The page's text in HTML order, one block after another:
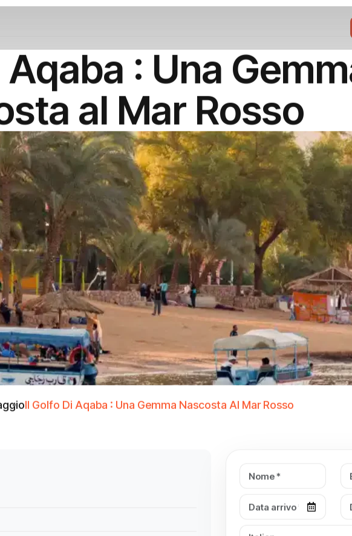
: Una
al Mar Rosso
Il Golfo Di Aqaba : Una Gemma Nascosta Al Mar Rosso